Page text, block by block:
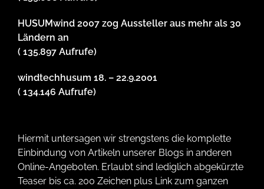
HUSUMwind 2007 zog Aussteller aus mehr als 30
Ländern an
( 135.897 Aufrufe)
windtechhusum 18. – 22.9.2001
( 134.146 Aufrufe)
Hiermit untersagen wir strengstens die komplette
Einbindung von Artikeln unserer Blogs in anderen
Online-Angeboten. Erlaubt sind lediglich abgekürzte
Teaser bis ca. 200 Zeichen plus Link zum ganzen